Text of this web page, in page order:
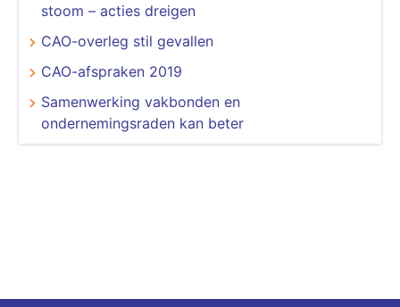
stoom – acties dreigen
CAO-overleg stil gevallen
CAO-afspraken 2019
Samenwerking vakbonden en
ondernemingsraden kan beter